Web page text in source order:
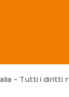
- Tutti i diritti